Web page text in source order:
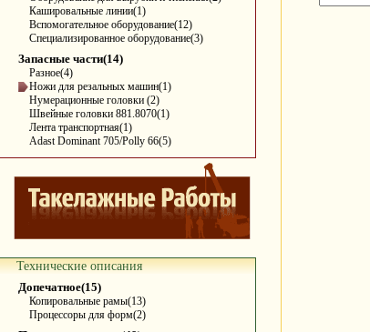
Кашировальные линии(1)
Вспомогательное оборудование(12)
Специализированное оборудование(3)
Запасные части(14)
Разное(4)
Ножи для резальных машин(1)
Нумерационные головки (2)
Швейные головки 881.8070(1)
Лента транспортная(1)
Adast Dominant 705/Polly 66(5)
Технические описания
Допечатное(15)
Копировальные рамы(13)
Процессоры для форм(2)